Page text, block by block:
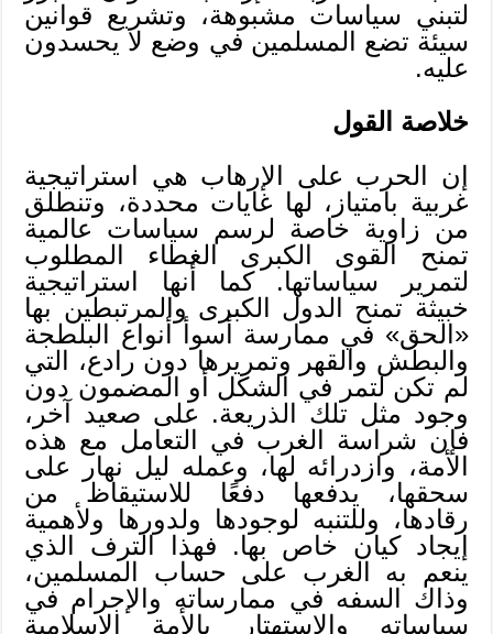
لتبني سياسات مشبوهة، وتشريع قوانين
سيئة تضع المسلمين في وضع لا يحسدون
عليه.
خلاصة القول
إن الحرب على الإرهاب هي استراتيجية
غربية بامتياز، لها غايات محددة، وتنطلق
من زاوية خاصة لرسم سياسات عالمية
تمنح القوى الكبرى الغطاء المطلوب
لتمرير سياساتها. كما أنها استراتيجية
خبيثة تمنح الدول الكبرى والمرتبطين بها
«الحق» في ممارسة أسوأ أنواع البلطجة
والبطش والقهر وتمريرها دون رادع، التي
لم تكن لتمر في الشكل أو المضمون دون
وجود مثل تلك الذريعة. على صعيد آخر،
فإن شراسة الغرب في التعامل مع هذه
الأمة، وازدرائه لها، وعمله ليل نهار على
سحقها، يدفعها دفعًا للاستيقاظ من
رقادها، وللتنبه لوجودها ولدورها ولأهمية
إيجاد كيان خاص بها. فهذا الترف الذي
ينعم به الغرب على حساب المسلمين،
وذاك السفه في ممارساته والإجرام في
سياساته والاستهتار بالأمة الإسلامية